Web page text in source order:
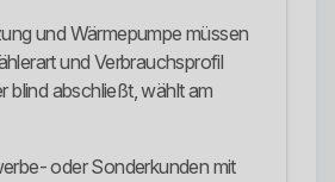
und Wärmepumpe müssen
und Verbrauchsprofil
blind abschließt, wählt am
oder Sonderkunden mit